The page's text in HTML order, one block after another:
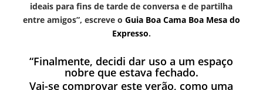
ideais para fins de tarde de conversa e de partilha
entre amigos”, escreve o Guia Boa Cama Boa Mesa do
Expresso.
“Finalmente, decidi dar uso a um espaço
nobre que estava fechado.
Vai-se comprovar este verão, como uma